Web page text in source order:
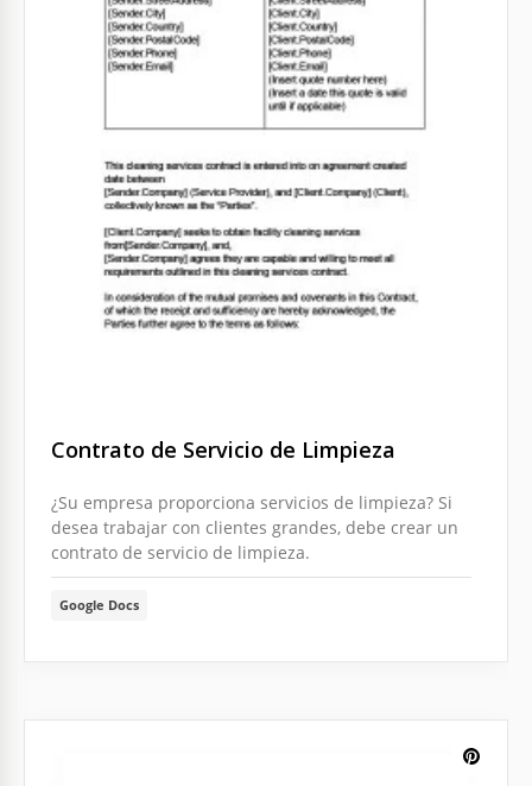
Contrato de Servicio de Limpieza
¿Su empresa proporciona servicios de limpieza? Si
desea trabajar con clientes grandes, debe crear un
contrato de servicio de limpieza.
Google Docs